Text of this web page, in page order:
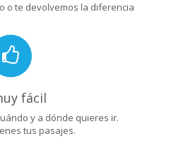
o te devolvemos la diferencia
fácil
y a dónde quieres ir.
tus pasajes.